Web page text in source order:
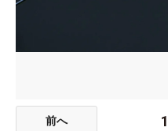
前へ 1